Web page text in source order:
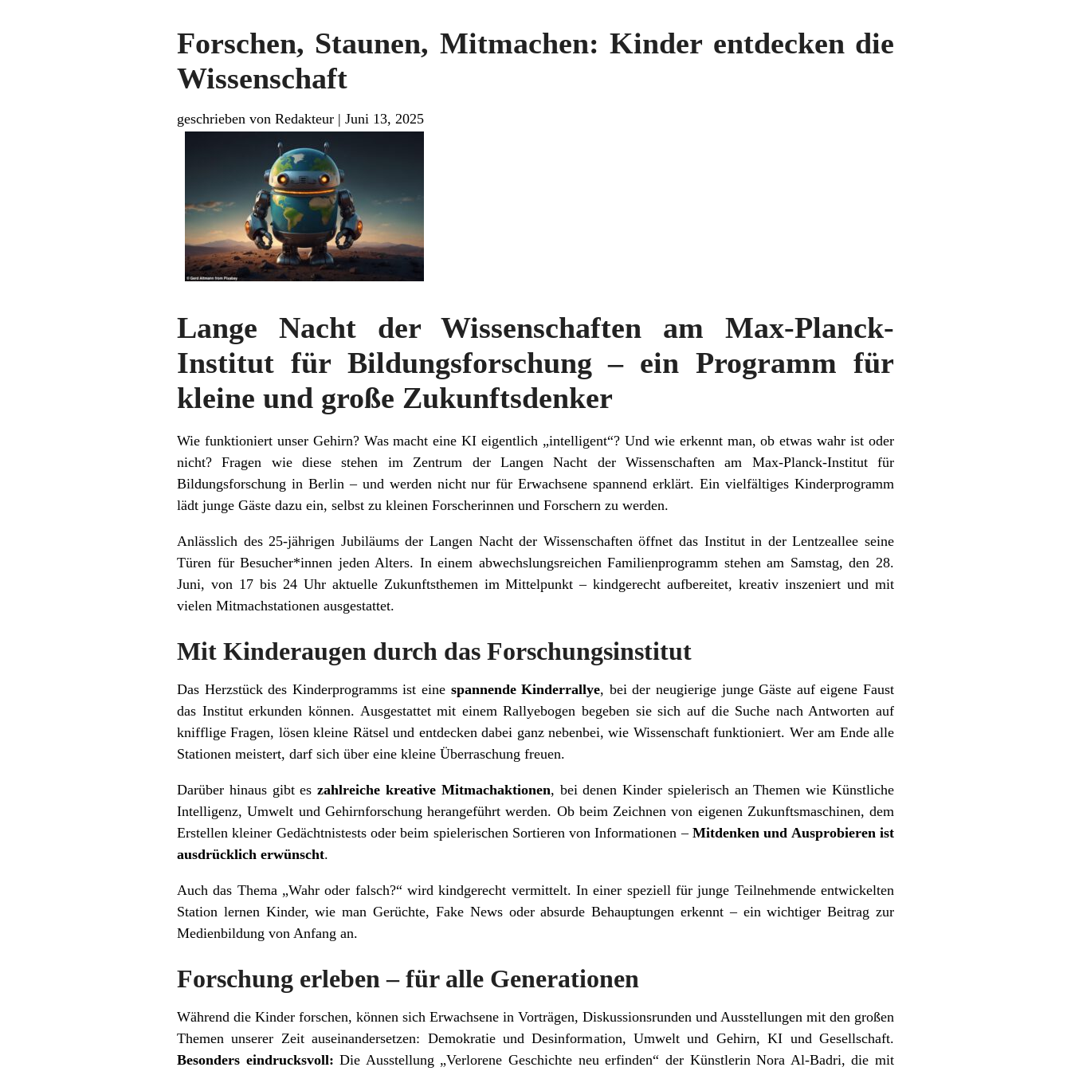
Forschen, Staunen, Mitmachen: Kinder entdecken die
Wissenschaft
geschrieben von Redakteur | Juni 13, 2025
Lange Nacht der Wissenschaften am Max-Planck-
Institut für Bildungsforschung – ein Programm für
kleine und große Zukunftsdenker
Wie funktioniert unser Gehirn? Was macht eine KI eigentlich „intelligent“? Und wie erkennt man, ob etwas wahr ist oder
nicht? Fragen wie diese stehen im Zentrum der Langen Nacht der Wissenschaften am Max-Planck-Institut für
Bildungsforschung in Berlin – und werden nicht nur für Erwachsene spannend erklärt. Ein vielfältiges Kinderprogramm
lädt junge Gäste dazu ein, selbst zu kleinen Forscherinnen und Forschern zu werden.
Anlässlich des 25-jährigen Jubiläums der Langen Nacht der Wissenschaften öffnet das Institut in der Lentzeallee seine
Türen für Besucher*innen jeden Alters. In einem abwechslungsreichen Familienprogramm stehen am Samstag, den 28.
Juni, von 17 bis 24 Uhr aktuelle Zukunftsthemen im Mittelpunkt – kindgerecht aufbereitet, kreativ inszeniert und mit
vielen Mitmachstationen ausgestattet.
Mit Kinderaugen durch das Forschungsinstitut
Das Herzstück des Kinderprogramms ist eine spannende Kinderrallye, bei der neugierige junge Gäste auf eigene Faust
das Institut erkunden können. Ausgestattet mit einem Rallyebogen begeben sie sich auf die Suche nach Antworten auf
knifflige Fragen, lösen kleine Rätsel und entdecken dabei ganz nebenbei, wie Wissenschaft funktioniert. Wer am Ende alle
Stationen meistert, darf sich über eine kleine Überraschung freuen.
Darüber hinaus gibt eszahlreiche kreative Mitmachaktionen, bei denen Kinder spielerisch an Themen wie Künstliche
Intelligenz, Umwelt und Gehirnforschung herangeführt werden. Ob beim Zeichnen von eigenen Zukunftsmaschinen, dem
Erstellen kleiner Gedächtnistests oder beim spielerischen Sortieren von Informationen –Mitdenken und Ausprobieren ist
ausdrücklich erwünscht.
Auch das Thema „Wahr oder falsch?“ wird kindgerecht vermittelt. In einer speziell für junge Teilnehmende entwickelten
Station lernen Kinder, wie man Gerüchte, Fake News oder absurde Behauptungen erkennt – ein wichtiger Beitrag zur
Medienbildung von Anfang an.
Forschung erleben – für alle Generationen
Während die Kinder forschen, können sich Erwachsene in Vorträgen, Diskussionsrunden und Ausstellungen mit den großen
Themen unserer Zeit auseinandersetzen: Demokratie und Desinformation, Umwelt und Gehirn, KI und Gesellschaft.
Besonders eindrucksvoll: Die Ausstellung „Verlorene Geschichte neu erfinden“ der Künstlerin Nora Al-Badri, die mit